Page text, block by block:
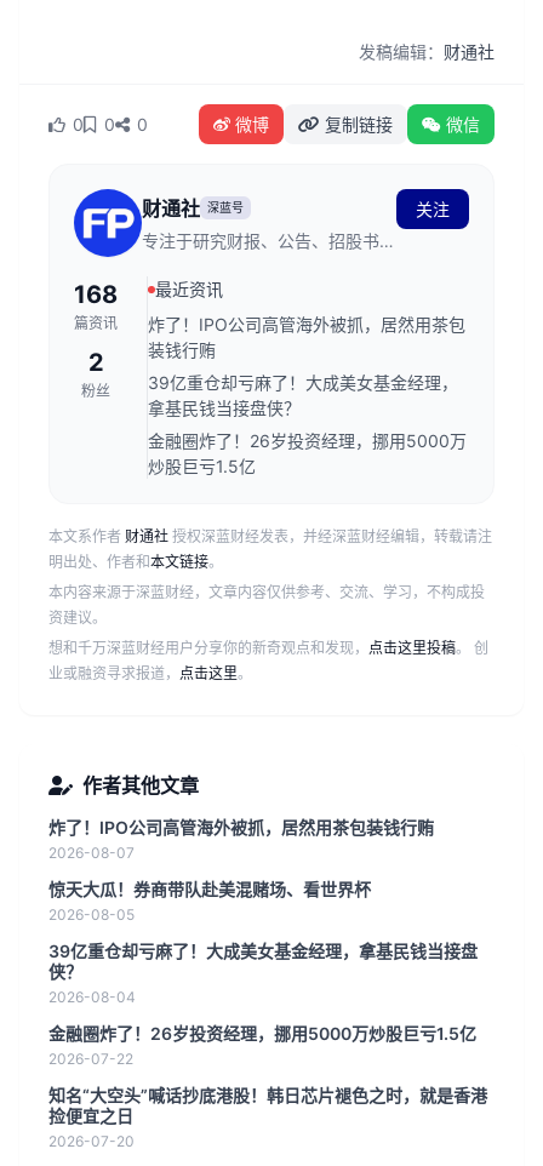
发稿编辑： 财通社
0 0 0 微博 复制链接 微信
财通社 深蓝号
专注于研究财报、公告、招股书。
关注
168
篇资讯
2
粉丝
最近资讯
炸了！IPO公司高管海外被抓，居然用茶包
装钱行贿
39亿重仓却亏麻了！大成美女基金经理，
拿基民钱当接盘侠？
金融圈炸了！26岁投资经理，挪用5000万
炒股巨亏1.5亿
本文系作者 财通社 授权深蓝财经发表，并经深蓝财经编辑，转载请注
明出处、作者和本文链接。
本内容来源于深蓝财经，文章内容仅供参考、交流、学习，不构成投
资建议。
想和千万深蓝财经用户分享你的新奇观点和发现， 点击这里投稿。 创
业或融资寻求报道， 点击这里。
作者其他文章
炸了！IPO公司高管海外被抓，居然用茶包装钱行贿
2026-08-07
惊天大瓜！券商带队赴美混赌场、看世界杯
2026-08-05
39亿重仓却亏麻了！大成美女基金经理，拿基民钱当接盘
侠？
2026-08-04
金融圈炸了！26岁投资经理，挪用5000万炒股巨亏1.5亿
2026-07-22
知名“大空头”喊话抄底港股！韩日芯片褪色之时，就是香港
捡便宜之日
2026-07-20